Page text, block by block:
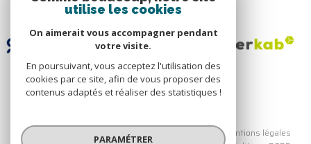
Mentions légales
utilise les cookies
On aimerait vous accompagner pendant
votre visite.
En poursuivant, vous acceptez l'utilisation des
cookies par ce site, afin de vous proposer des
contenus adaptés et réaliser des statistiques !
PARAMÉTRER